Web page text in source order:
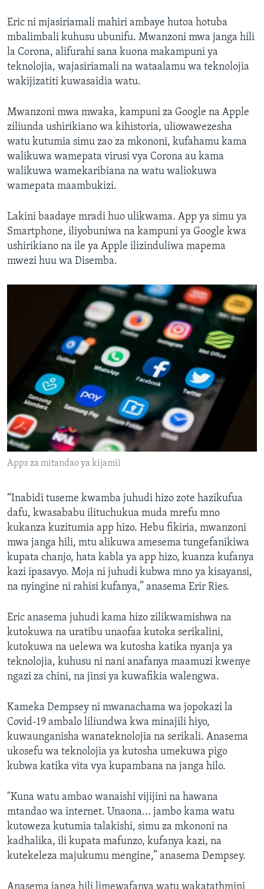
Eric ni mjasiriamali mahiri ambaye hutoa hotuba
mbalimbali kuhusu ubunifu. Mwanzoni mwa janga hili
la Corona, alifurahi sana kuona makampuni ya
teknolojia, wajasiriamali na wataalamu wa teknolojia
wakijizatiti kuwasaidia watu.
Mwanzoni mwa mwaka, kampuni za Google na Apple
ziliunda ushirikiano wa kihistoria, uliowawezesha
watu kutumia simu zao za mkononi, kufahamu kama
walikuwa wamepata virusi vya Corona au kama
walikuwa wamekaribiana na watu waliokuwa
wamepata maambukizi.
Lakini baadaye mradi huo ulikwama. App ya simu ya
Smartphone, iliyobuniwa na kampuni ya Google kwa
ushirikiano na ile ya Apple ilizinduliwa mapema
mwezi huu wa Disemba.
Apps za mitandao ya kijamii
“Inabidi tuseme kwamba juhudi hizo zote hazikufua
dafu, kwasababu ilituchukua muda mrefu mno
kukanza kuzitumia app hizo. Hebu fikiria, mwanzoni
mwa janga hili, mtu alikuwa amesema tungefanikiwa
kupata chanjo, hata kabla ya app hizo, kuanza kufanya
kazi ipasavyo. Moja ni juhudi kubwa mno ya kisayansi,
na nyingine ni rahisi kufanya,” anasema Erir Ries.
Eric anasema juhudi kama hizo zilikwamishwa na
kutokuwa na uratibu unaofaa kutoka serikalini,
kutokuwa na uelewa wa kutosha katika nyanja ya
teknolojia, kuhusu ni nani anafanya maamuzi kwenye
ngazi za chini, na jinsi ya kuwafikia walengwa.
Kameka Dempsey ni mwanachama wa jopokazi la
Covid-19 ambalo liliundwa kwa minajili hiyo,
kuwaunganisha wanateknolojia na serikali. Anasema
ukosefu wa teknolojia ya kutosha umekuwa pigo
kubwa katika vita vya kupambana na janga hilo.
"Kuna watu ambao wanaishi vijijini na hawana
mtandao wa internet. Unaona... jambo kama watu
kutoweza kutumia talakishi, simu za mkononi na
kadhalika, ili kupata mafunzo, kufanya kazi, na
kutekeleza majukumu mengine,” anasema Dempsey.